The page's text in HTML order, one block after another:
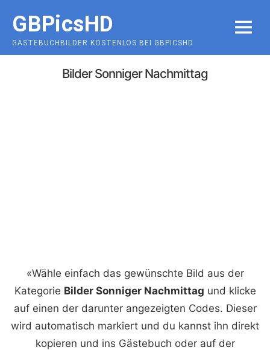
content
GBPicsHD
GÄSTEBUCHBILDER KOSTENLOS BEI GBPICSHD
MENU
Bilder Sonniger Nachmittag
«Wähle einfach das gewünschte Bild aus der
Kategorie Bilder Sonniger Nachmittag und klicke
auf einen der darunter angezeigten Codes. Dieser
wird automatisch markiert und du kannst ihn direkt
kopieren und ins Gästebuch oder auf der